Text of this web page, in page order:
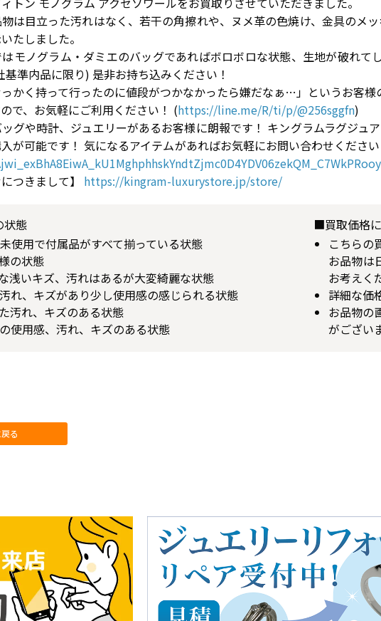
は目立った汚れはなく、若干の角擦れや、ヌメ革の色焼け、金具のメ
たしました。
モノグラム・ダミエのバッグであればボロボロな状態、生地が破れ
準内品に限り) 是非お持ち込みください！
かく持って行ったのに値段がつかなかったら嫌だなぁ…」というお客
で、お気軽にご利用ください！ (https://line.me/R/ti/p/@256sggfn)
グや時計、ジュエリーがあるお客様に朗報です！ キングラムラグジュ
が可能です！ 気になるアイテムがあればお気軽にお問い合わせくださ
つきまして】
https://kingram-luxurystore.jp/store/
態
使用で付属品がすべて揃っている状態
の状態
浅いキズ、汚れはあるが大変綺麗な状態
れ、キズがあり少し使用感の感じられる状態
汚れ、キズのある状態
使用感、汚れ、キズのある状態
■買取価格
こちらの
お品物は
お考えく
詳細な価
お品物の
がござい
る